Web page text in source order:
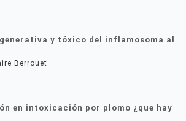
y tóxico del inflamosoma al
Berrouet
en intoxicación por plomo ¿que hay